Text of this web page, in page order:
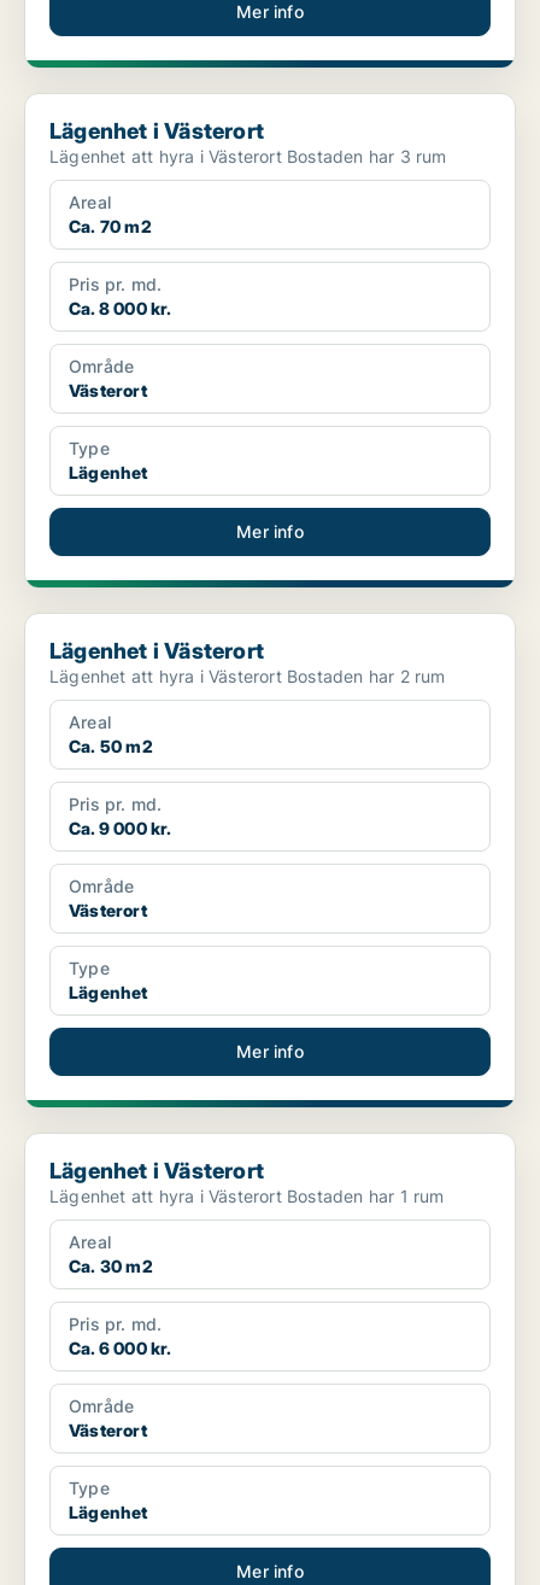
Mer info
Lägenhet i Västerort
Lägenhet i Västerort
Lägenhet att hyra i Västerort Bostaden har 3 rum
Areal
Ca. 70 m2
Pris pr. md.
Ca. 8 000 kr.
Område
Västerort
Type
Lägenhet
Mer info
Lägenhet i Västerort
Lägenhet i Västerort
Lägenhet att hyra i Västerort Bostaden har 2 rum
Areal
Ca. 50 m2
Pris pr. md.
Ca. 9 000 kr.
Område
Västerort
Type
Lägenhet
Mer info
Lägenhet i Västerort
Lägenhet i Västerort
Lägenhet att hyra i Västerort Bostaden har 1 rum
Areal
Ca. 30 m2
Pris pr. md.
Ca. 6 000 kr.
Område
Västerort
Type
Lägenhet
Mer info